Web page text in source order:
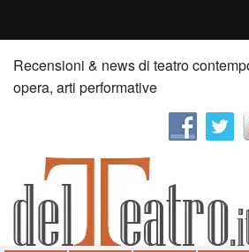
Home
Recensioni
News
Palazzi consiglia
Recensioni & news di teatro
opera, arti performative